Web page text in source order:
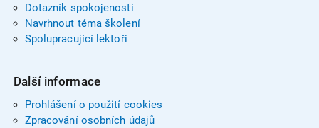
Dotazník spokojenosti
Navrhnout téma školení
Spolupracující lektoři
Další informace
Prohlášení o použití cookies
Zpracování osobních údajů